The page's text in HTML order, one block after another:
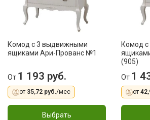
Комод с 3 выдвижными
ящиками Ари-Прованс №1
От 1 193 руб.
от 35,72 руб./мес
Выбрать
Комод
(905)
От 1
от